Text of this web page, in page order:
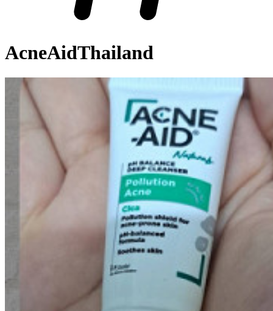
AcneAidThailand